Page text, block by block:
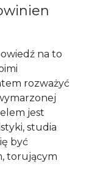
na to
rozważyć
jest
studia
być
torującym